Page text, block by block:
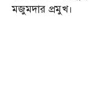
মজুমদার প্রমুখ।